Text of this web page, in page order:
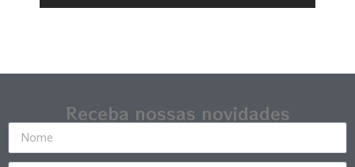
Receba nossas novidades